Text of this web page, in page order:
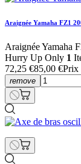
Araignée Yamaha FZ1
Araignée Yamaha
Hurry Up Only 1
72,25 €85,00 €Prix
remove